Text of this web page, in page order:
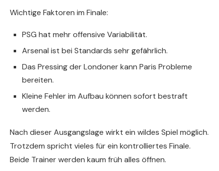
Wichtige Faktoren im Finale:
PSG hat mehr offensive Variabilität.
Arsenal ist bei Standards sehr gefährlich.
Das Pressing der Londoner kann Paris Probleme
bereiten.
Kleine Fehler im Aufbau können sofort bestraft
werden.
Nach dieser Ausgangslage wirkt ein wildes Spiel möglich.
Trotzdem spricht vieles für ein kontrolliertes Finale.
Beide Trainer werden kaum früh alles öffnen.